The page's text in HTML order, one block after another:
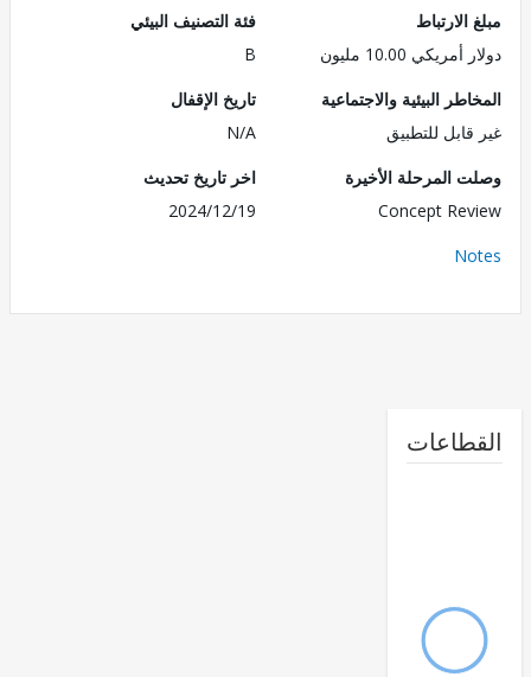
10.00 مليون
فئة التصنيف البيئي
البيئية والاجتماعية
للتطبيق
تاريخ الإقفال
المرحلة الأخيرة
Concept
اخر تاريخ تحديث
2024/12/19